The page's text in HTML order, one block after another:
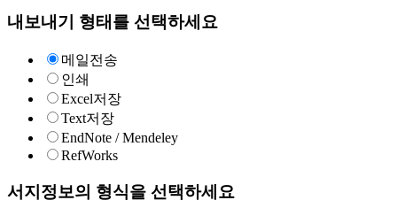
내보내기 형태를 선택하세요
메일전송
인쇄
Excel저장
Text저장
EndNote / Mendeley
RefWorks
서지정보의 형식을 선택하세요